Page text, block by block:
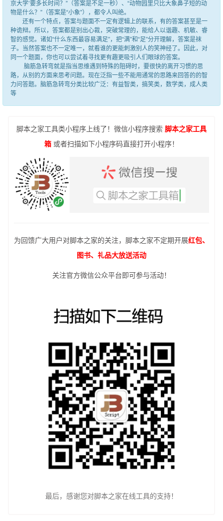
京大学’要多长时间？”（答案是不足一秒）、“动物园里只比大象鼻子短的动
物是什么？”（答案是“小象”），都令人叫绝。
还有一个特点，答案与题面不一定有逻辑上的联系，有的答案甚至是一
种诡辩。所以，答案都是别出心裁，突破常理的，能给人以谐趣、机敏、睿
智的感觉。诸如“什么东西最容易满足”，把“满”和“足”分开理解，答案是袜
子。当然答案也不一定唯一，就看谁的更能刺激别人的笑神经了。因此，对
同一个题面，你也可以尝试着寻找更有趣更吸引人们眼球的答案。
脑筋急转弯就是指当思维遇到特殊的阻碍时，要很快的离开习惯的思
路，从别的方面来思考问题。现在泛指一些不能用通常的思路来回答的的智
力问答题。脑筋急转弯分类比较广泛：有益智类，搞笑类，数学类，成人类
等
脚本之家工具类小程序上线了！微信小程序搜索 脚本之家工具
箱 或者扫描如下小程序码直接打开小程序！
为回馈广大用户对脚本之家的关注，脚本之家不定期开展红包、
图书、礼品大放送活动
关注官方微信公众平台即可参与活动！
最后，感谢您对脚本之家在线工具的支持！